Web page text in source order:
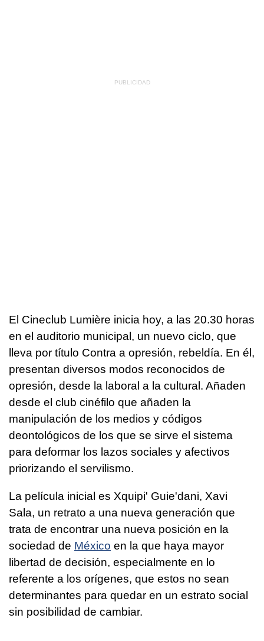
El Cineclub Lumière inicia hoy, a las 20.30 horas
en el auditorio municipal, un nuevo ciclo, que
lleva por título Contra a opresión, rebeldía. En él,
presentan diversos modos reconocidos de
opresión, desde la laboral a la cultural. Añaden
desde el club cinéfilo que añaden la
manipulación de los medios y códigos
deontológicos de los que se sirve el sistema
para deformar los lazos sociales y afectivos
priorizando el servilismo.
La película inicial es Xquipi' Guie'dani, Xavi
Sala, un retrato a una nueva generación que
trata de encontrar una nueva posición en la
sociedad de México en la que haya mayor
libertad de decisión, especialmente en lo
referente a los orígenes, que estos no sean
determinantes para quedar en un estrato social
sin posibilidad de cambiar.